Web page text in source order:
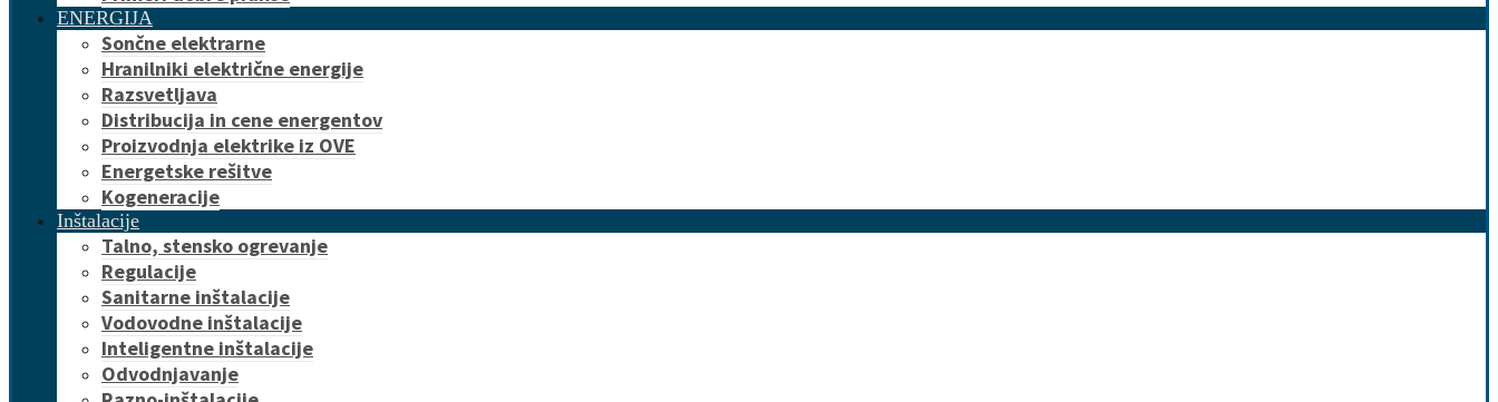
ENERGIJA
Sončne elektrarne
Hranilniki električne energije
Razsvetljava
Distribucija in cene energentov
Proizvodnja elektrike iz OVE
Energetske rešitve
Kogeneracije
Inštalacije
Talno, stensko ogrevanje
Regulacije
Sanitarne inštalacije
Vodovodne inštalacije
Inteligentne inštalacije
Odvodnjavanje